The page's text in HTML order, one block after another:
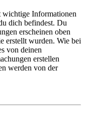
wichtige Informationen
dich befindest. Du
erscheinen oben
erstellt wurden. Wie bei
von deinen
erstellen
werden von der